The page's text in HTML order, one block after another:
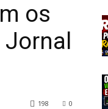
os
0
198